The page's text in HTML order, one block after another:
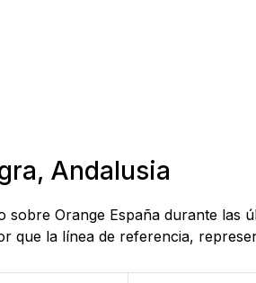
Andalusia
Orange España durante
que la línea de referencia,